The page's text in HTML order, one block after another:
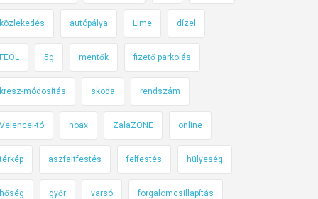
közlekedés autópálya Lime dízel
FEOL 5g mentők fizető parkolás
kresz-módosítás skoda rendszám
Velencei-tó hoax ZalaZONE online
térkép aszfaltfestés felfestés hülyeség
hőség győr varsó forgalomcsillapítás